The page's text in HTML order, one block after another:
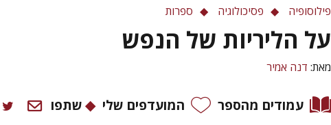
פילוסופיה פסיכולוגיה ספרות
על הליריות של הנפש
מאת: דנה אמיר
עמודים מהספר המועדפים שלי שתפו